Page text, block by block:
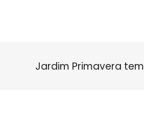
Jardim Primavera tem